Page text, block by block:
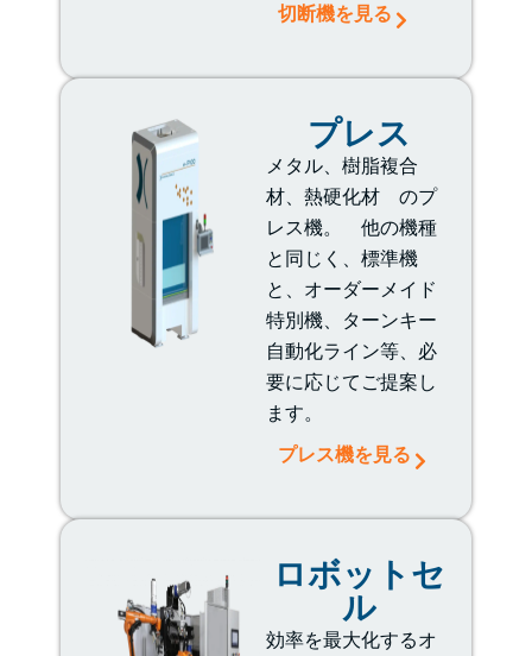
切断機を見る
プレス
メタル、樹脂複合
材、熱硬化材 のプ
レス機。 他の機種
と同じく、標準機
と、オーダーメイド
特別機、ターンキー
自動化ライン等、必
要に応じてご提案し
ます。
プレス機を見る
ロボットセ
ル
効率を最大化するオ